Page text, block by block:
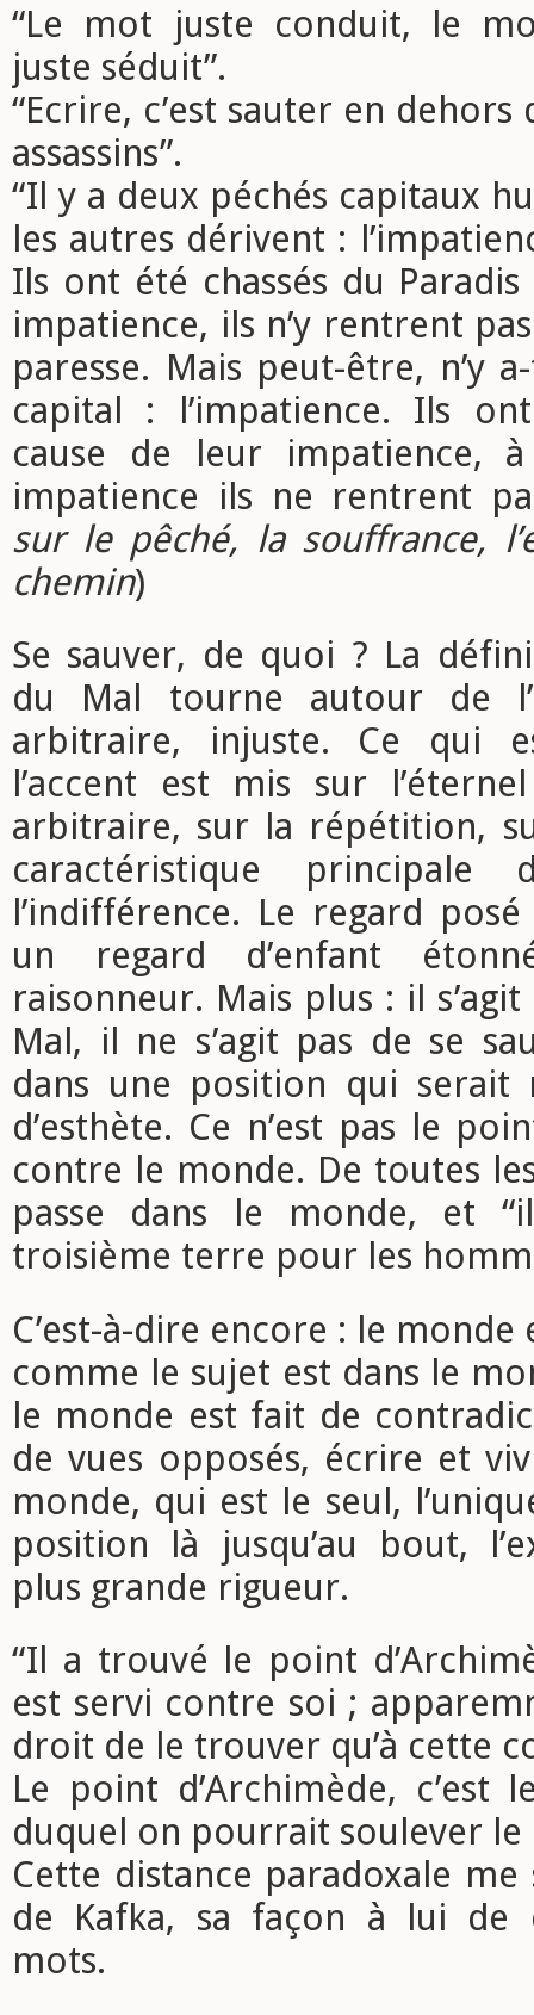
“Le mot juste conduit, le
juste séduit”.
“Ecrire, c’est sauter en dehors
assassins”.
“Il y a deux péchés capitaux
les autres dérivent :
Ils ont été chassés du
impatience, ils n’y rentrent
paresse. Mais peut-être, n’y
capital : l’impatience. Ils
cause de leur impatience,
impatience ils ne rentrent
sur le pêché, la souffrance,
chemin)
Se sauver, de quoi ? La
du Mal tourne autour de
arbitraire, injuste. Ce qui
l’accent est mis sur
arbitraire, sur la répétition,
caractéristique principale
l’indifférence. Le regard
un regard d’enfant
raisonneur. Mais plus : il
Mal, il ne s’agit pas de se
dans une position qui serait
d’esthète. Ce n’est pas le
contre le monde. De toutes
passe dans le monde, et
troisième terre pour les
C’est-à-dire encore : le monde
comme le sujet est dans le
le monde est fait de
de vues opposés, écrire et
monde, qui est le seul,
position là jusqu’au bout,
plus grande rigueur.
“Il a trouvé le point
est servi contre soi ;
droit de le trouver qu’à cette
Le point d’Archimède,
duquel on pourrait soulever le
Cette distance paradoxale
de Kafka, sa façon à lui de
mots.